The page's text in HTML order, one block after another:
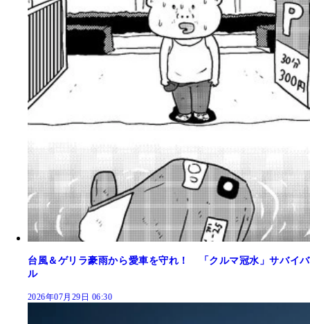
台風＆ゲリラ豪雨から愛車を守れ！ 「クルマ冠水」サバイバ
ル
2026年07月29日 06:30